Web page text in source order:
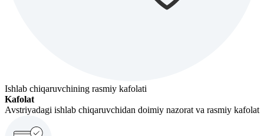
Ishlab chiqaruvchining rasmiy kafolati
Kafolat
Avstriyadagi ishlab chiqaruvchidan doimiy nazorat va rasmiy kafolat